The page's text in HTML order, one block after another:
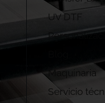
UV DTF
Maquinaria
Servicio